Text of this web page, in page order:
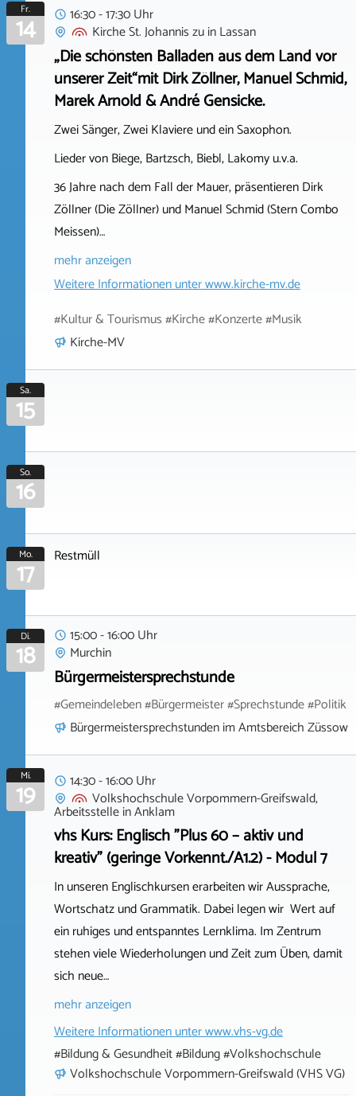
Fr.
14
16:30 - 17:30 Uhr
Kirche St. Johannis zuinLassan
„Die schönsten Balladen aus dem Land vor
unserer Zeit“mit Dirk Zöllner, Manuel Schmid,
Marek Arnold & André Gensicke.
Zwei Sänger, Zwei Klaviere und ein Saxophon.
Lieder von Biege, Bartzsch, Biebl, Lakomy u.v.a.
36 Jahre nach dem Fall der Mauer, präsentieren Dirk
Zöllner (Die Zöllner) und Manuel Schmid (Stern Combo
Meissen)…
mehr anzeigen
Weitere Informationen unterwww.kirche-mv.de
#Kultur & Tourismus #Kirche #Konzerte #Musik
Kirche-MV
Sa.
15
So.
16
Mo.
17 Restmüll
Di.
18
15:00 - 16:00 Uhr
Murchin
Bürgermeistersprechstunde
#Gemeindeleben #Bürgermeister #Sprechstunde #Politik
Bürgermeistersprechstunden im Amtsbereich Züssow
Mi.
19
14:30 - 16:00 Uhr
Volkshochschule Vorpommern-Greifswald,
ArbeitsstelleinAnklam
vhs Kurs: Englisch "Plus 60 – aktiv und
kreativ" (geringe Vorkennt./A1.2) - Modul 7
In unseren Englischkursen erarbeiten wir Aussprache,
Wortschatz und Grammatik. Dabei legen wir Wert auf
ein ruhiges und entspanntes Lernklima. Im Zentrum
stehen viele Wiederholungen und Zeit zum Üben, damit
sich neue…
mehr anzeigen
Weitere Informationen unterwww.vhs-vg.de
#Bildung & Gesundheit #Bildung #Volkshochschule
Volkshochschule Vorpommern-Greifswald (VHS VG)